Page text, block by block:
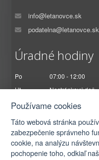
info@letanovce.sk
podatelna@letanovce.sk
Úradné hodiny
Po 07:00 - 12:00
Ut
Nestránkový deň
St
07:00 - 12:00
Pi
07:00 - 12:30
Používame cookies
Táto webová stránka
zabezpečenie správneho
cookie, na analýzu
pochopenie toho, odkiaľ